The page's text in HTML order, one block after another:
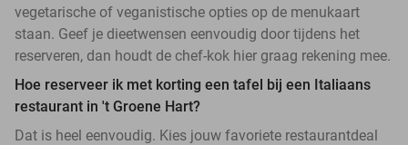
vegetarische of veganistische opties op de menukaart
staan. Geef je dieetwensen eenvoudig door tijdens het
reserveren, dan houdt de chef-kok hier graag rekening mee.
Hoe reserveer ik met korting een tafel bij een Italiaans
restaurant in 't Groene Hart?
Dat is heel eenvoudig. Kies jouw favoriete restaurantdeal